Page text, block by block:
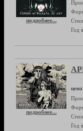
подробнее...
Год
подробнее...
Год